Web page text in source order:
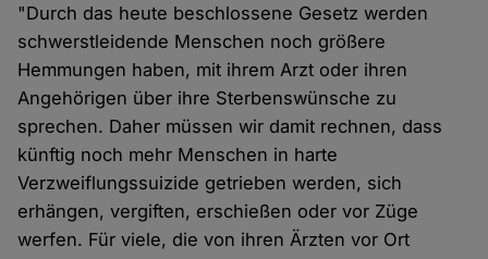
"Durch das heute beschlossene Gesetz werden
schwerstleidende Menschen noch größere
Hemmungen haben, mit ihrem Arzt oder ihren
Angehörigen über ihre Sterbenswünsche zu
sprechen. Daher müssen wir damit rechnen, dass
künftig noch mehr Menschen in harte
Verzweiflungssuizide getrieben werden, sich
erhängen, vergiften, erschießen oder vor Züge
werfen. Für viele, die von ihren Ärzten vor Ort